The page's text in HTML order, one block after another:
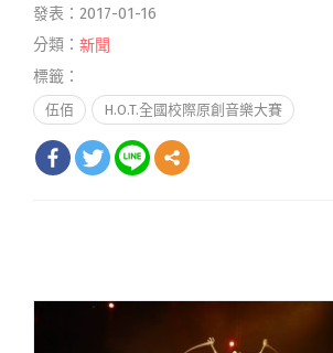
發表：2017-01-16
分類： 新聞
標籤：
伍佰 H.O.T.全國校際原創音樂大賽